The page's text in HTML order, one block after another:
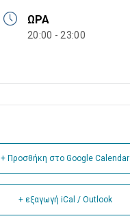
ΏΡΑ
20:00 - 23:00
+ Προσθήκη στο Google Calendar
+ εξαγωγή iCal / Outlook